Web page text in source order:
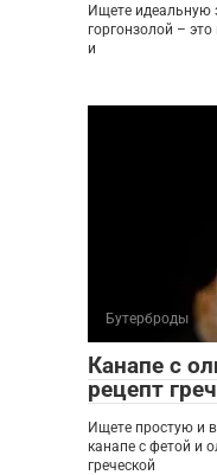
Ищете идеальную
горгонзолой –
и
Бутерброды
Канапе с
рецепт
Ищете простую и
канапе с фетой и
греческой